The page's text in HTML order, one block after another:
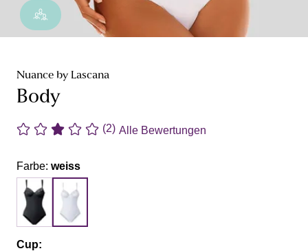
Nuance by Lascana
Body
(2) Alle Bewertungen
Farbe: weiss
Cup: